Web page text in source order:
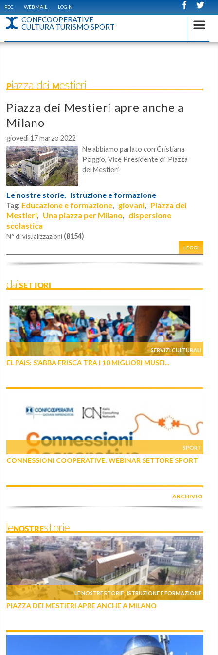
PEC WEBMAIL LOGIN
CONFCOOPERATIVE
CULTURA TURISMO SPORT
Piazza dei Mestieri
Piazza dei Mestieri apre anche a
Milano
giovedì 17 marzo 2022
Ne abbiamo parlato con Cristiana
Poggio, Vice Presidente di Piazza
dei Mestieri
Le nostre storie, Istruzione e formazione
Tag: Educazione e formazione, giovani, Piazza dei
Mestieri, Una piazza per Milano, dispersione
scolastica
N° di visualizzazioni (8154)
LEGGI
daiSETTORI
SERVIZI CULTURALI
EL PAIS: S’ABBA FRISCA TRA I 10 MIGLIORI MUSEI...
SPORT
CONNESSIONI COOPERATIVE: WEBINAR SETTORE SPORT
ARCHIVIO
leNOSTREstorie
LE NOSTRE STORIE ,ISTRUZIONE E FORMAZIONE
PIAZZA DEI MESTIERI APRE ANCHE A MILANO